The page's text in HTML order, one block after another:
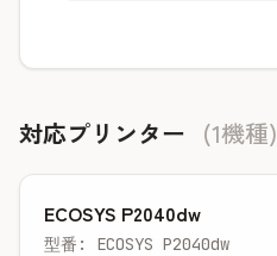
対応プリンター (1機種)
ECOSYS P2040dw
型番: ECOSYS P2040dw